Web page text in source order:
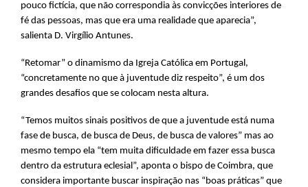
pouco fictícia, que não correspondia às convicções interiores de
fé das pessoas, mas que era uma realidade que aparecia”,
salienta D. Virgílio Antunes.
“Retomar” o dinamismo da Igreja Católica em Portugal,
“concretamente no que à juventude diz respeito”, é um dos
grandes desafios que se colocam nesta altura.
“Temos muitos sinais positivos de que a juventude está numa
fase de busca, de busca de Deus, de busca de valores” mas ao
mesmo tempo ela “tem muita dificuldade em fazer essa busca
dentro da estrutura eclesial”, aponta o bispo de Coimbra, que
considera importante buscar inspiração nas “boas práticas” que